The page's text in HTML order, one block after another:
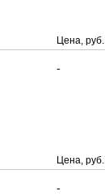
Цена, руб.
-
Цена, руб.
-